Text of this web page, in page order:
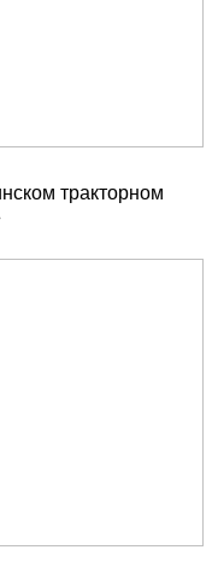
тракторном